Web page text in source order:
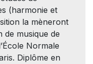
(harmonie et
la mèneront
de musique de
Normale
Diplôme en